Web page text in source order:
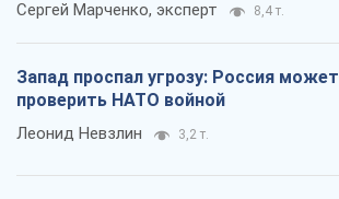
Сергей Марченко, эксперт 8,4 т.
Запад проспал угрозу: Россия может
проверить НАТО войной
Леонид Невзлин 3,2 т.